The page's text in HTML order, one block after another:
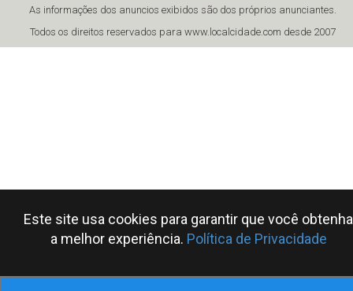
As informações dos anuncios exibidos são dos próprios anunciantes.
Todos os direitos reservados para www.localcidade.com desde 2007
Este site usa cookies para garantir que você obtenha
a melhor experiência. Política de Privacidade